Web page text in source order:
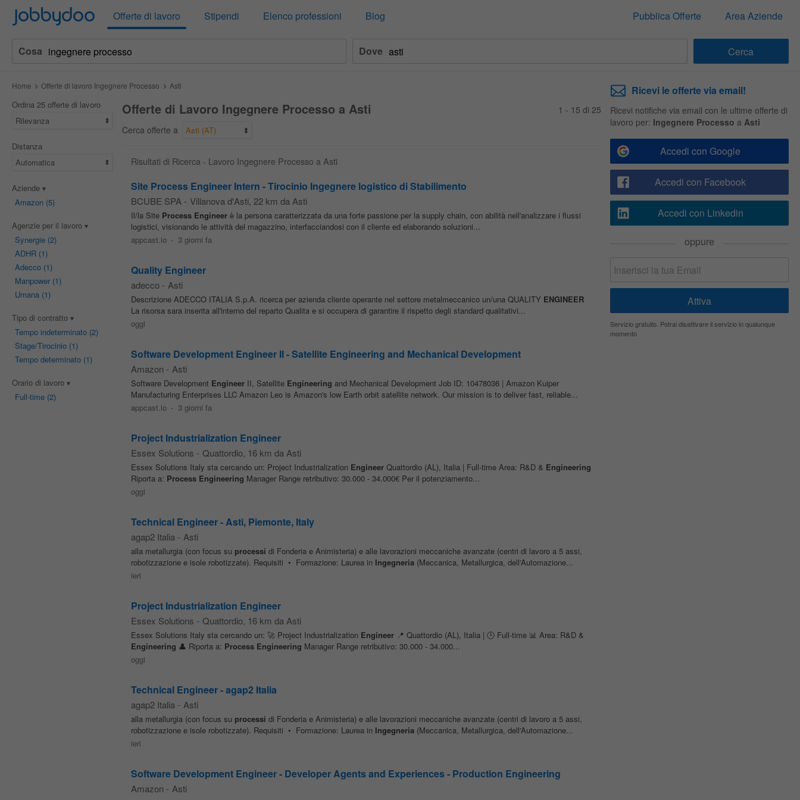
Jobbydoo Offerte di lavoro Stipendi Elenco professioni Blog Pubblica Offerte Area Aziende
Cosa Dove
Home Offerte di lavoro Ingegnere Processo Asti
Ordina 25 offerte di lavoro
Rilevanza
Distanza
Automatica
Aziende
Amazon(5)
Agenzie per il lavoro
Synergie(2)
ADHR(1)
Adecco(1)
Manpower(1)
Umana(1)
Tipo di contratto
Tempo indeterminato(2)
Stage/Tirocinio(1)
Tempo determinato(1)
Orario di lavoro
Full-time(2)
Offerte di Lavoro Ingegnere Processo a Asti
Cerca offerte a Asti (AT)
1 - 15 di 25
Risultati di Ricerca - Lavoro Ingegnere Processo a Asti
Site Process Engineer Intern - Tirocinio Ingegnere logistico di Stabilimento
BCUBE SPA - Villanova d'Asti, 22 km da Asti
Il/la Site Process Engineerè la persona caratterizzata da una forte passione per la supply chain, con abilità nell'analizzare i flussi
logistici, visionando le attività del magazzino, interfacciandosi con il cliente ed elaborando soluzioni...
appcast.io - 3 giorni fa
Quality Engineer
adecco - Asti
Descrizione ADECCO ITALIA S.p.A. ricerca per azienda cliente operante nel settore metalmeccanico un/una QUALITY ENGINEER
La risorsa sara inserita all'interno del reparto Qualita e si occupera di garantire il rispetto degli standard qualitativi...
oggi
Software Development Engineer II - Satellite Engineering and Mechanical Development
Amazon - Asti
Software Development EngineerII, Satellite Engineering and Mechanical Development Job ID: 10478036 | Amazon Kuiper
Manufacturing Enterprises LLC Amazon Leo is Amazon's low Earth orbit satellite network. Our mission is to deliver fast, reliable...
appcast.io - 3 giorni fa
Project Industrialization Engineer
Essex Solutions - Quattordio, 16 km da Asti
Essex Solutions Italy sta cercando un: Project Industrialization EngineerQuattordio (AL), Italia | Full-time Area: R&D & Engineering
Riporta a: Process Engineering Manager Range retributivo: 30.000 - 34.000€ Per il potenziamento...
oggi
Technical Engineer - Asti, Piemonte, Italy
agap2 Italia - Asti
alla metallurgia (con focus su processi di Fonderia e Animisteria) e alle lavorazioni meccaniche avanzate (centri di lavoro a 5 assi,
robotizzazione e isole robotizzate). Requisiti • Formazione: Laurea in Ingegneria(Meccanica, Metallurgica, dell'Automazione...
ieri
Project Industrialization Engineer
Essex Solutions - Quattordio, 16 km da Asti
Essex Solutions Italy sta cercando un: 🚀 Project Industrialization Engineer📍 Quattordio (AL), Italia | 🕒 Full-time 📊 Area: R&D &
Engineering 👤 Riporta a: Process Engineering Manager Range retributivo: 30.000 - 34.000...
oggi
Technical Engineer - agap2 Italia
agap2 Italia - Asti
alla metallurgia (con focus su processi di Fonderia e Animisteria) e alle lavorazioni meccaniche avanzate (centri di lavoro a 5 assi,
robotizzazione e isole robotizzate). Requisiti • Formazione: Laurea in Ingegneria(Meccanica, Metallurgica, dell'Automazione...
ieri
Software Development Engineer - Developer Agents and Experiences - Production Engineering
Amazon - Asti
Ricevi le offerte via email!
Ricevi notifiche via email con le ultime offerte di
lavoro per: Ingegnere Processo a Asti
Accedi con Google
Accedi con Facebook
Accedi con Linkedin
oppure
Servizio gratuito. Potrai disattivare il servizio in qualunque
momento